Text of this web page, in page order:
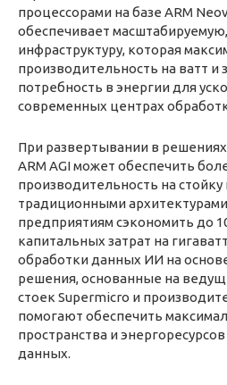
процессорами на базе ARM
обеспечивает
инфраструктуру, которая
производительность на ватт и
потребность в энергии для
современных центрах
При развертывании в
ARM AGI может обеспечить
производительность на
традиционными
предприятиям сэкономить до
капитальных затрат на
обработки данных ИИ на
решения, основанные на
стоек Supermicro и
помогают обеспечить
пространства и
данных.